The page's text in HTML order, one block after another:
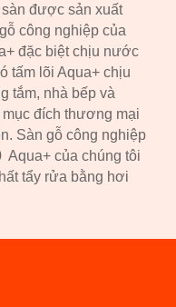
được sản xuất
công nghiệp của
đặc biệt chịu nước
tấm lõi Aqua+ chịu
tắm, nhà bếp và
đích thương mại
Sàn gỗ công nghiệp
Aqua+ của chúng tôi
tẩy rửa bằng hơi